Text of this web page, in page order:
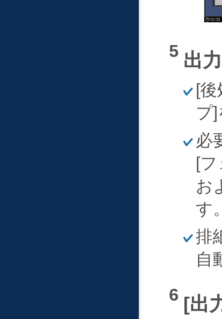
出
ほ
そ
く
後
プ
そ
く
必
フ
お
す
ほ
そ
く
排
自
出